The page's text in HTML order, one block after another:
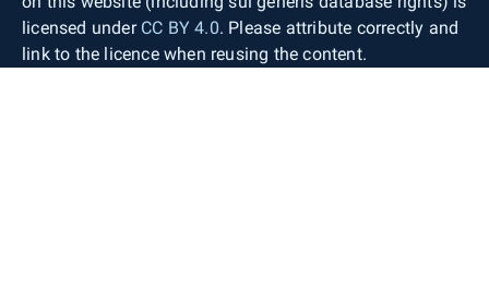
licensed under CC BY 4.0. Please attribute correctly and
link to the licence when reusing the content.